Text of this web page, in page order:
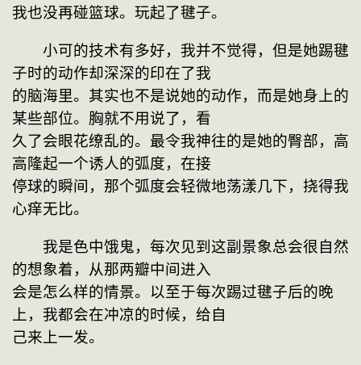
我也没再碰篮球。玩起了毽子。
小可的技术有多好，我并不觉得，但是她踢毽
子时的动作却深深的印在了我
的脑海里。其实也不是说她的动作，而是她身上的
某些部位。胸就不用说了，看
久了会眼花缭乱的。最令我神往的是她的臀部，高
高隆起一个诱人的弧度，在接
停球的瞬间，那个弧度会轻微地荡漾几下，挠得我
心痒无比。
我是色中饿鬼，每次见到这副景象总会很自然
的想象着，从那两瓣中间进入
会是怎么样的情景。以至于每次踢过毽子后的晚
上，我都会在冲凉的时候，给自
己来上一发。